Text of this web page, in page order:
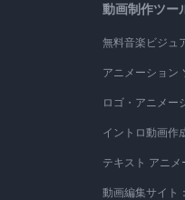
動画制作ツー
無料音楽ビジュ
アニメーション
ロゴ・アニメー
イントロ動画作
テキスト アニ
動画編集サイト：